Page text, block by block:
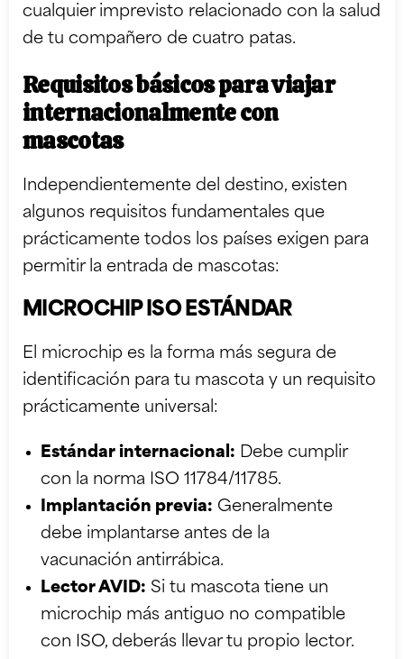
cualquier imprevisto relacionado con la salud
de tu compañero de cuatro patas.
Requisitos básicos para viajar
internacionalmente con
mascotas
Independientemente del destino, existen
algunos requisitos fundamentales que
prácticamente todos los países exigen para
permitir la entrada de mascotas:
MICROCHIP ISO ESTÁNDAR
El microchip es la forma más segura de
identificación para tu mascota y un requisito
prácticamente universal:
Estándar internacional: Debe cumplir
con la norma ISO 11784/11785.
Implantación previa: Generalmente
debe implantarse antes de la
vacunación antirrábica.
Lector AVID: Si tu mascota tiene un
microchip más antiguo no compatible
con ISO, deberás llevar tu propio lector.